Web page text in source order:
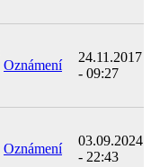
Oznámení
24.11.2017
- 09:27
Oznámení
03.09.2024
- 22:43